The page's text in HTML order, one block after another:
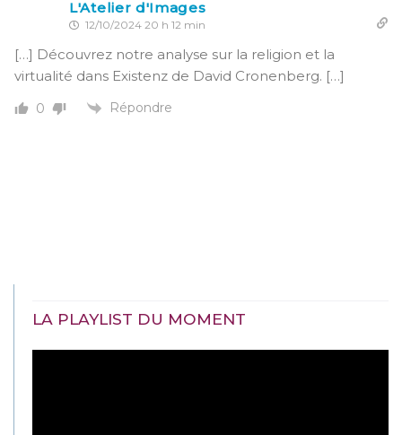
L'Atelier d'Images
12/10/2024 20 h 12 min
[…] Découvrez notre analyse sur la religion et la
virtualité dans Existenz de David Cronenberg. […]
0 Répondre
LA PLAYLIST DU MOMENT